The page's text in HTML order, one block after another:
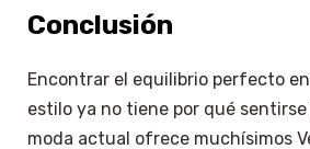
Conclusión
Encontrar el equilibrio perfecto
estilo ya no tiene por qué sentirse
moda actual ofrece muchísimos